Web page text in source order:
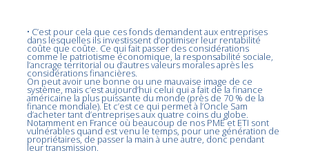
• C’est pour cela que ces fonds demandent aux entreprises
dans lesquelles ils investissent d’optimiser leur rentabilité
coûte que coûte. Ce qui fait passer des considérations
comme le patriotisme économique, la responsabilité sociale,
l’ancrage territorial ou d’autres valeurs morales après les
considérations financières.
On peut avoir une bonne ou une mauvaise image de ce
système, mais c’est aujourd’hui celui qui a fait de la finance
américaine la plus puissante du monde (près de 70 % de la
finance mondiale). Et c’est ce qui permet à l’Oncle Sam
d’acheter tant d’entreprises aux quatre coins du globe.
Notamment en France où beaucoup de nos PME et ETI sont
vulnérables quand est venu le temps, pour une génération de
propriétaires, de passer la main à une autre, donc pendant
leur transmission.